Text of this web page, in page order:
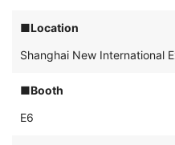
■Location
Shanghai New International
■Booth
E6